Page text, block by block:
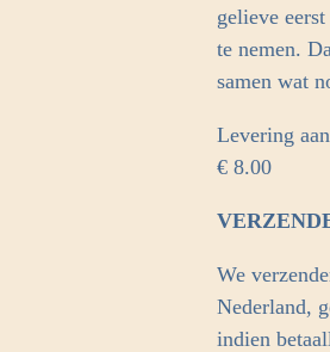
gelieve
te nemen.
samen wat
Levering
€ 8.00
We
Nederland,
indien